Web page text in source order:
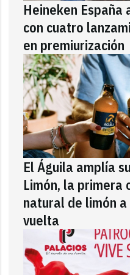
Heineken
con cuatro
en premiurización
El Águila amplía
Limón, la primera
natural de limón
vuelta